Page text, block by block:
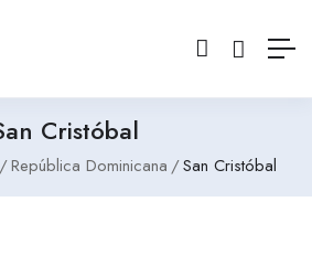
Cristóbal
República Dominicana San Cristóbal